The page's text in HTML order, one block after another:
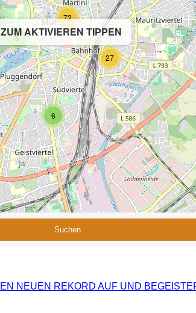
ZUM AKTIVIEREN TIPPEN
6
27
5
72
Suchen